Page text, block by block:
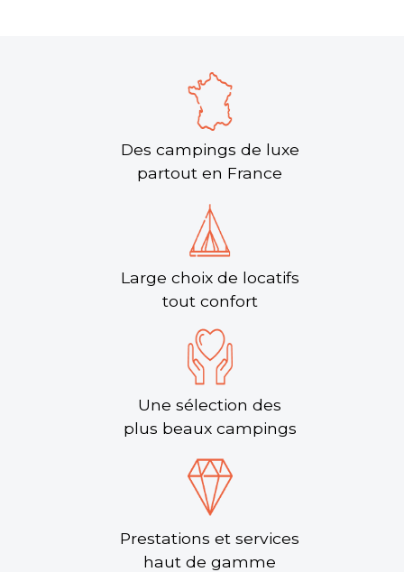
Des campings de luxe
partout en France
Large choix de locatifs
tout confort
Une sélection des
plus beaux campings
Prestations et services
haut de gamme